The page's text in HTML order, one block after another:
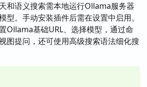
和语义搜索需本地运行Ollama服务器
型。手动安装插件后需在设置中启用。
Ollama基础URL、选择模型，通过命
图提问，还可使用高级搜索语法细化搜